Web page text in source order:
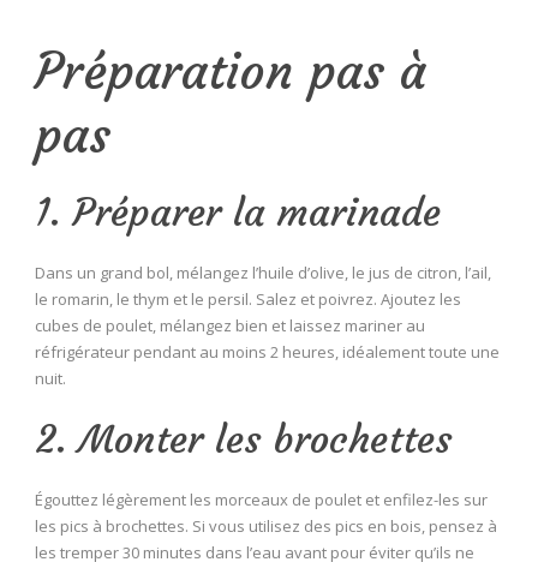
Préparation pas à
pas
1. Préparer la marinade
Dans un grand bol, mélangez l’huile d’olive, le jus de citron, l’ail,
le romarin, le thym et le persil. Salez et poivrez. Ajoutez les
cubes de poulet, mélangez bien et laissez mariner au
réfrigérateur pendant au moins 2 heures, idéalement toute une
nuit.
2. Monter les brochettes
Égouttez légèrement les morceaux de poulet et enfilez-les sur
les pics à brochettes. Si vous utilisez des pics en bois, pensez à
les tremper 30 minutes dans l’eau avant pour éviter qu’ils ne